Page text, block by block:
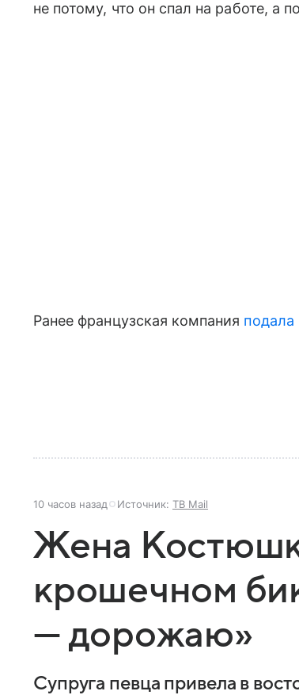
не потому, что он спал на работе, а
Ранее французская компания подала
10 часов назад Источник: ТВ Mail
Жена
крошечном
— дорожаю»
Супруга певца привела в